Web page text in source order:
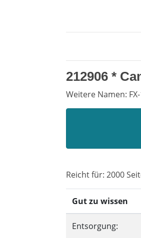
212906 *
Weitere Namen:
Reicht für: 2000
Gut zu wissen
Entsorgung: